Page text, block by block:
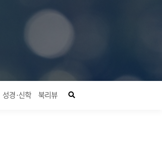
성경·신학 북리뷰 좋은나무 검색창 열기